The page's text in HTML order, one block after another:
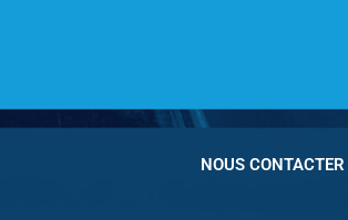
NOUS CONTACTER